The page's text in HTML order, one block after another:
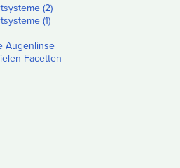
(2)
(1)
Augenlinse
Facetten